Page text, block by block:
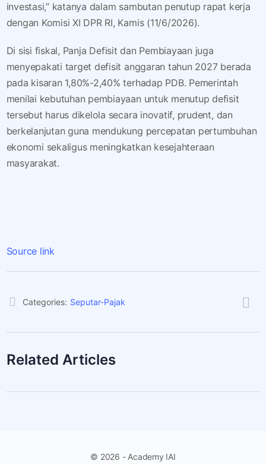
investasi,” katanya dalam sambutan penutup rapat kerja
dengan Komisi XI DPR RI, Kamis (11/6/2026).
Di sisi fiskal, Panja Defisit dan Pembiayaan juga
menyepakati target defisit anggaran tahun 2027 berada
pada kisaran 1,80%-2,40% terhadap PDB. Pemerintah
menilai kebutuhan pembiayaan untuk menutup defisit
tersebut harus dikelola secara inovatif, prudent, dan
berkelanjutan guna mendukung percepatan pertumbuhan
ekonomi sekaligus meningkatkan kesejahteraan
masyarakat.
Source link
Categories: Seputar-Pajak
Related Articles
© 2026 - Academy IAI